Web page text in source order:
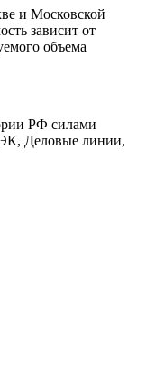
и Московской
зависит от
объема
РФ силами
Деловые линии,